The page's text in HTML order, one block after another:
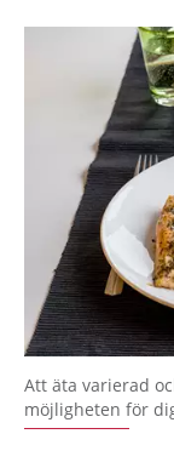
Att äta varierad
möjligheten för